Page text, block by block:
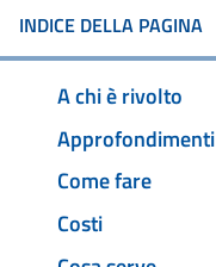
INDICE DELLA PAGINA
A chi è rivolto
Approfondimenti
Come fare
Costi